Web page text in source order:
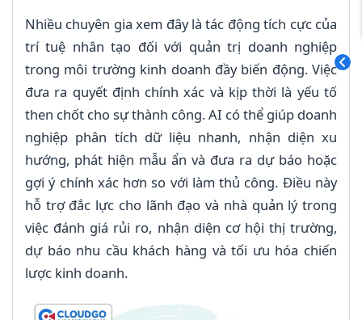
Nhiều chuyên gia xem đây là tác động tích cực của
trí tuệ nhân tạo đối với quản trị doanh nghiệp
trong môi trường kinh doanh đầy biến động. Việc
đưa ra quyết định chính xác và kịp thời là yếu tố
then chốt cho sự thành công. AI có thể giúp doanh
nghiệp phân tích dữ liệu nhanh, nhận diện xu
hướng, phát hiện mẫu ẩn và đưa ra dự báo hoặc
gợi ý chính xác hơn so với làm thủ công. Điều này
hỗ trợ đắc lực cho lãnh đạo và nhà quản lý trong
việc đánh giá rủi ro, nhận diện cơ hội thị trường,
dự báo nhu cầu khách hàng và tối ưu hóa chiến
lược kinh doanh.